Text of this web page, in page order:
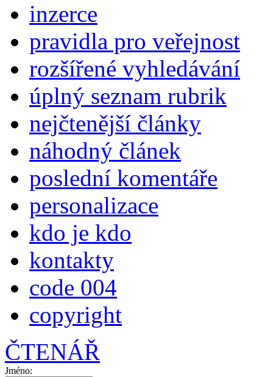
inzerce
pravidla pro veřejnost
rozšířené vyhledávání
úplný seznam rubrik
nejčtenější články
náhodný článek
poslední komentáře
personalizace
kdo je kdo
kontakty
code 004
copyright
ČTENÁŘ
Jméno: